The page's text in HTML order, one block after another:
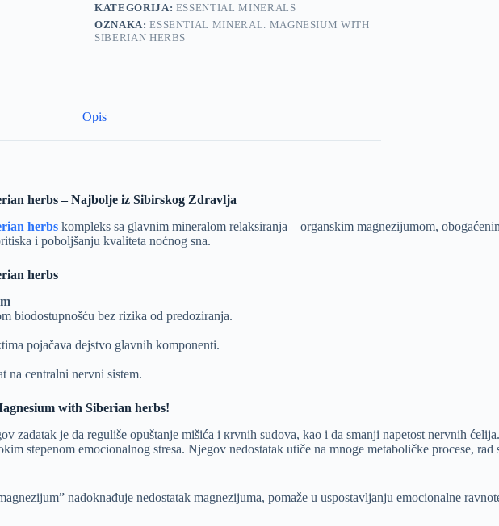
KATEGORIJA: ESSENTIAL MINERALS
OZNAKA:ESSENTIAL MINERAL. MAGNESIUM WITH
SIBERIAN HERBS
Opis
herbs – Najbolje iz Sibirskog Zdravlja
herbs kompleks sa glavnim mineralom relaksiranja – organskim magnezijumom,
i poboljšanju kvaliteta noćnog sna.
herbs
biodostupnošću bez rizika od predoziranja.
pojačava dejstvo glavnih komponenti.
na centralni nervni sistem.
with Siberian herbs!
zadatak je da reguliše opuštanje mišića i кrvnih sudova, kao i da smanji napetost nervnih
stepenom emocionalnog stresa. Njegov nedostatak utiče na mnoge metaboličke procese,
nadoknađuje nedostatak magnezijuma, pomaže u uspostavljanju emocionalne